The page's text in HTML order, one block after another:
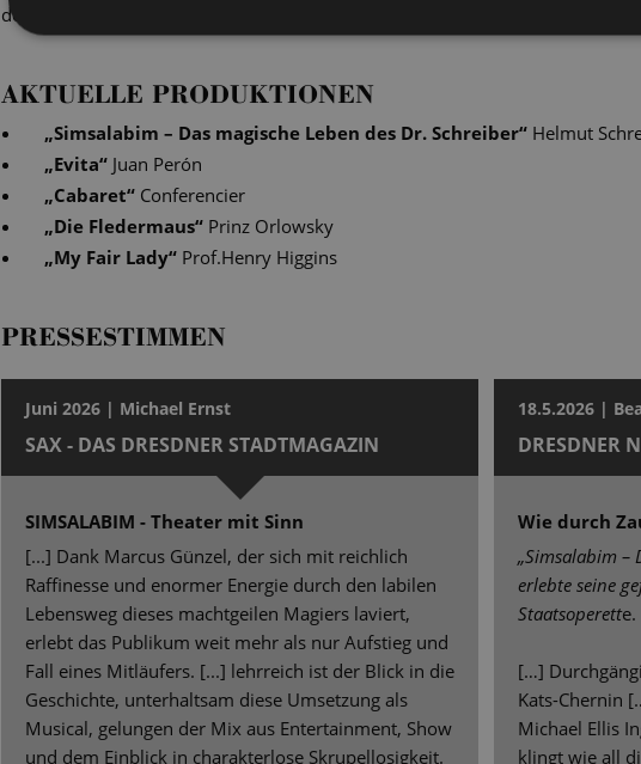
den Moment fing Lutz Michen authentische und intime Szenen hinter den
AKTUELLE PRODUKTIONEN
„Simsalabim – Das magische Leben des Dr. Schreiber“ Helmut
„Evita“ Juan Perón
„Cabaret“ Conferencier
„Die Fledermaus“ Prinz Orlowsky
„My Fair Lady“ Prof.Henry Higgins
PRESSESTIMMEN
Juni 2026 | Michael Ernst
SAX - DAS DRESDNER STADTMAGAZIN
SIMSALABIM - Theater mit Sinn
[...] Dank Marcus Günzel, der sich mit reichlich
Raffinesse und enormer Energie durch den labilen
Lebensweg dieses machtgeilen Magiers laviert,
erlebt das Publikum weit mehr als nur Aufstieg und
Fall eines Mitläufers. [...] lehrreich ist der Blick in die
Geschichte, unterhaltsam diese Umsetzung als
Musical, gelungen der Mix aus Entertainment, Show
und dem Einblick in charakterlose Skrupellosigkeit.
18.5.2026 |
DRESDNER
Wie durch
„Simsalabim –
erlebte seine
Staatsoperette.
[…]
Kats-Chernin
Michael Ellis
klingt wie all